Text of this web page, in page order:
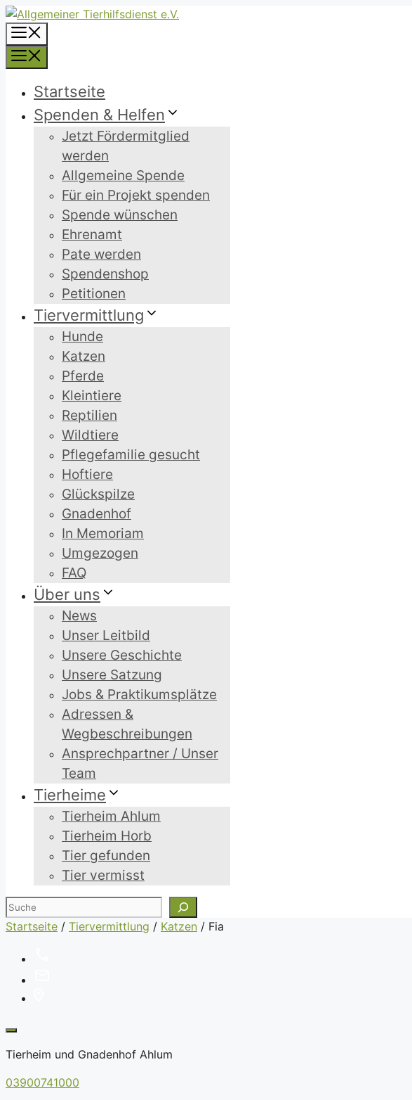
Zum
Inhalt
springen
Startseite
Spenden & Helfen
Jetzt Fördermitglied
werden
Allgemeine Spende
Für ein Projekt spenden
Spende wünschen
Ehrenamt
Pate werden
Spendenshop
Petitionen
Tiervermittlung
Hunde
Katzen
Pferde
Kleintiere
Reptilien
Wildtiere
Pflegefamilie gesucht
Hoftiere
Glückspilze
Gnadenhof
In Memoriam
Umgezogen
FAQ
Über uns
News
Unser Leitbild
Unsere Geschichte
Unsere Satzung
Jobs & Praktikumsplätze
Adressen &
Wegbeschreibungen
Ansprechpartner / Unser
Team
Tierheime
Tierheim Ahlum
Tierheim Horb
Tier gefunden
Tier vermisst
Suchen
Startseite / Tiervermittlung / Katzen / Fia
Tierheim und Gnadenhof Ahlum
03900741000